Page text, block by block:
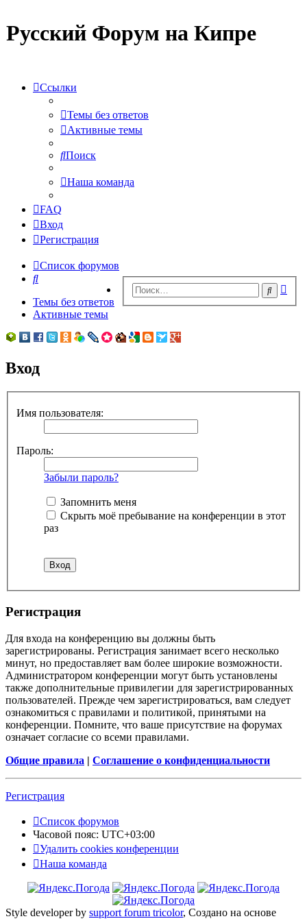
Русский Форум на Кипре
Ссылки
Темы без ответов
Активные темы
Поиск
Наша команда
FAQ
Вход
Регистрация
Список форумов
Поиск
Поиск
Темы без ответов
Активные темы
Вход
Имя пользователя:
Пароль:
Забыли пароль?
Запомнить меня
Скрыть моё пребывание на конференции в этот
раз
Регистрация
Для входа на конференцию вы должны быть
зарегистрированы. Регистрация занимает всего несколько
минут, но предоставляет вам более широкие возможности.
Администратором конференции могут быть установлены
также дополнительные привилегии для зарегистрированных
пользователей. Прежде чем зарегистрироваться, вам следует
ознакомиться с правилами и политикой, принятыми на
конференции. Помните, что ваше присутствие на форумах
означает согласие со всеми правилами.
Общие правила | Соглашение о конфиденциальности
Регистрация
Список форумов
Часовой пояс: UTC+03:00
Удалить cookies конференции
Наша команда
Style developer by support forum tricolor, Создано на основе